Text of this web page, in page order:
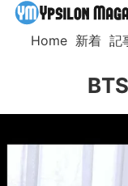
Home 新着 記